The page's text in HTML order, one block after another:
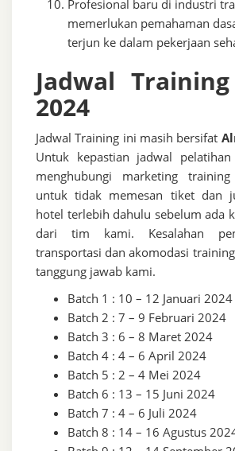
Profesional baru di industri
memerlukan pemahaman
terjun ke dalam pekerjaan
Jadwal
2024
Jadwal Training ini masih bersifat
Untuk kepastian jadwal
menghubungi marketing
untuk tidak memesan tiket dan
hotel terlebih dahulu sebelum ada
dari tim kami. Kesalahan
transportasi dan akomodasi
tanggung jawab kami.
Batch 1 : 10 – 12 Januari 2024
Batch 2 : 7 – 9 Februari 2024
Batch 3 : 6 – 8 Maret 2024
Batch 4 : 4 – 6 April 2024
Batch 5 : 2 – 4 Mei 2024
Batch 6 : 13 – 15 Juni 2024
Batch 7 : 4 – 6 Juli 2024
Batch 8 : 14 – 16 Agustus